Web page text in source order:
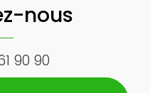
nous
90 90